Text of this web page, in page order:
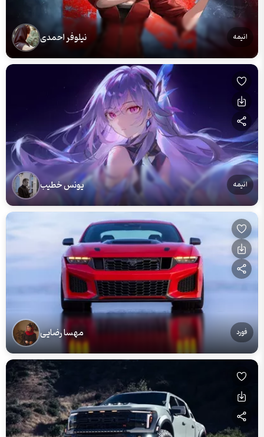
انیمه نیلوفر احمدی
انیمه یونس خطیب
فورد مهسا رضایی